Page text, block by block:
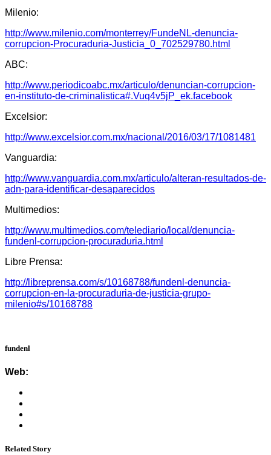
Milenio:
http://www.milenio.com/monterrey/FundeNL-denuncia-
corrupcion-Procuraduria-Justicia_0_702529780.html
ABC:
http://www.periodicoabc.mx/articulo/denuncian-corrupcion-
en-instituto-de-criminalistica#.Vuq4v5jP_ek.facebook
Excelsior:
http://www.excelsior.com.mx/nacional/2016/03/17/1081481
Vanguardia:
http://www.vanguardia.com.mx/articulo/alteran-resultados-de-
adn-para-identificar-desaparecidos
Multimedios:
http://www.multimedios.com/telediario/local/denuncia-
fundenl-corrupcion-procuraduria.html
Libre Prensa:
http://libreprensa.com/s/10168788/fundenl-denuncia-
corrupcion-en-la-procuraduria-de-justicia-grupo-
milenio#s/10168788
fundenl
Web:
Related Story